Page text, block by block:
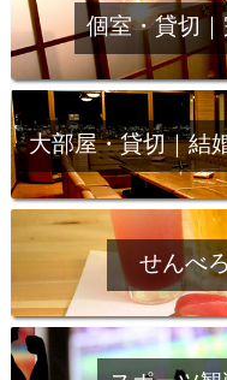
個室・貸切
大部屋・貸切｜結
せんべ